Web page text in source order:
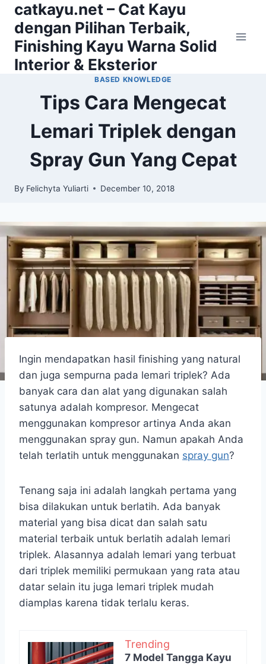
Skip
content
catkayu.net – Cat Kayu
dengan Pilihan Terbaik,
Finishing Kayu Warna Solid
Interior & Eksterior
BASED KNOWLEDGE
Tips Cara Mengecat
Lemari Triplek dengan
Spray Gun Yang Cepat
By Felichyta Yuliarti December 10, 2018
Ingin mendapatkan hasil finishing yang natural
dan juga sempurna pada lemari triplek? Ada
banyak cara dan alat yang digunakan salah
satunya adalah kompresor. Mengecat
menggunakan kompresor artinya Anda akan
menggunakan spray gun. Namun apakah Anda
telah terlatih untuk menggunakan spray gun?
Tenang saja ini adalah langkah pertama yang
bisa dilakukan untuk berlatih. Ada banyak
material yang bisa dicat dan salah satu
material terbaik untuk berlatih adalah lemari
triplek. Alasannya adalah lemari yang terbuat
dari triplek memiliki permukaan yang rata atau
datar selain itu juga lemari triplek mudah
diamplas karena tidak terlalu keras.
Trending
7 Model Tangga Kayu